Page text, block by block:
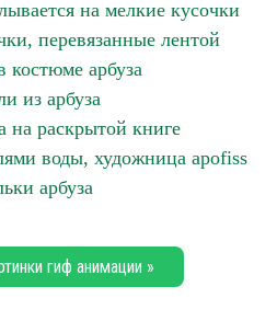
на мелкие кусочки
перевязанные лентой
костюме арбуза
из арбуза
на раскрытой книге
воды, художница apofiss
арбуза
гиф анимации »